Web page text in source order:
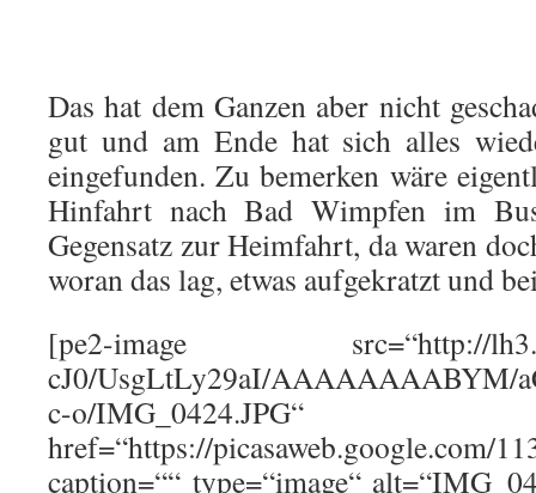
Das hat dem Ganzen aber nicht
gut und am Ende hat sich alles
eingefunden. Zu bemerken wäre
Hinfahrt nach Bad Wimpfen im
Gegensatz zur Heimfahrt, da waren
woran das lag, etwas aufgekratzt und
[pe2-image src=“http://
cJ0/UsgLtLy29aI/AAAAAAAABYM/
c-o/IMG_0424.JPG“
href=“https://picasaweb.google.com/
caption=““ type=“image“